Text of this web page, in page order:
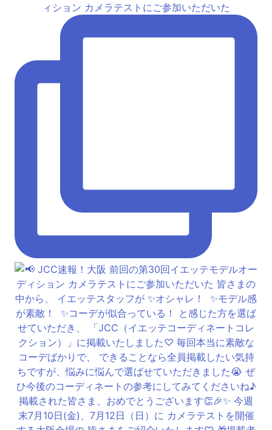
ィション カメラテストにご参加いただいた